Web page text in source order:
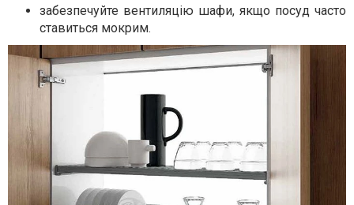
забезпечуйте вентиляцію шафи, якщо посуд часто
ставиться мокрим.